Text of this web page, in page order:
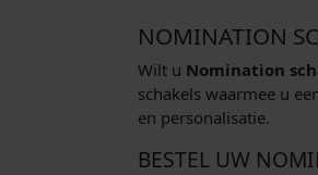
NOMINATION
Wilt u Nomination
schakels waarmee u
en personalisatie.
BESTEL UW